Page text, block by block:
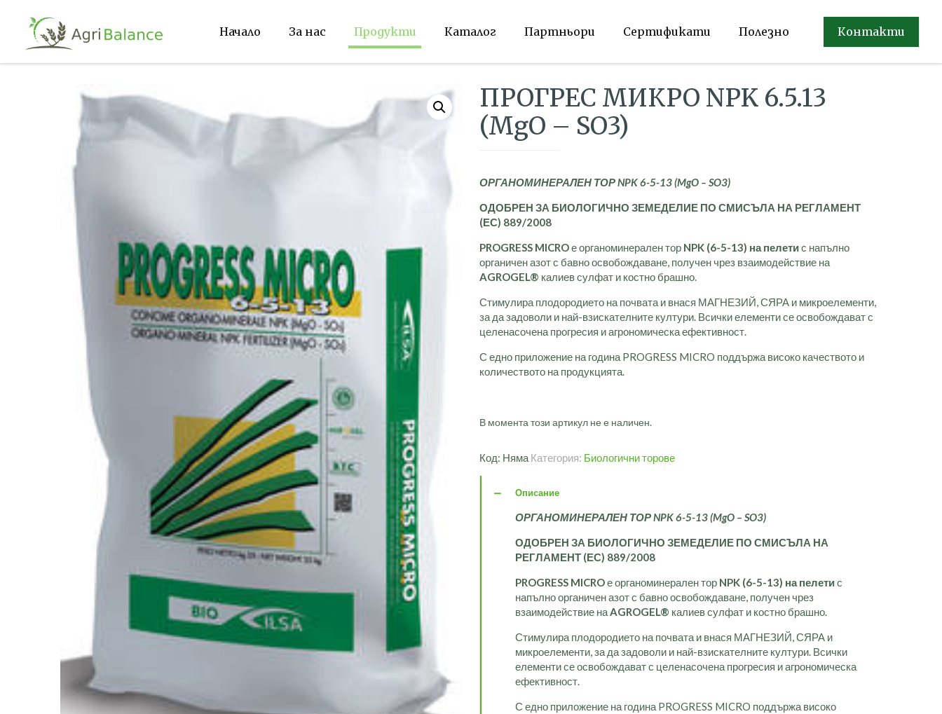
Начало За нас Продукти Каталог Партньори Сертификати Полезно Контакти
ПРОГРЕС МИКРО NPK 6.5.13
(MgO – SO3)
ОРГАНОМИНЕРАЛЕН ТОРNPK6-5-13 (MgO– SO3)
ОДОБРЕН ЗА БИОЛОГИЧНО ЗЕМЕДЕЛИЕ ПО СМИСЪЛА НА РЕГЛАМЕНТ
(ЕС) 889/2008
PROGRESS MICROе органоминерален тор NPK (6-5-13) на пелетис напълно
органичен азот с бавно освобождаване, получен чрез взаимодействие на
AGROGEL® калиев сулфат и костно брашно.
Стимулира плодородието на почвата и внася МАГНЕЗИЙ, СЯРА и микроелементи,
за да задоволи и най-взискателните култури. Всички елементи се освобождават с
целенасочена прогресия и агрономическа ефективност.
С едно приложение на година PROGRESS MICRO поддържа високо качеството и
количеството на продукцията.
В момента този артикул не е наличен.
Код: Няма Категория: Биологични торове
Описание
ОРГАНОМИНЕРАЛЕН ТОРNPK6-5-13 (MgO– SO3)
ОДОБРЕН ЗА БИОЛОГИЧНО ЗЕМЕДЕЛИЕ ПО СМИСЪЛА НА
РЕГЛАМЕНТ (ЕС) 889/2008
PROGRESS MICROе органоминерален тор NPK (6-5-13) на пелетис
напълно органичен азот с бавно освобождаване, получен чрез
взаимодействие наAGROGEL® калиев сулфат и костно брашно.
Стимулира плодородието на почвата и внася МАГНЕЗИЙ, СЯРА и
микроелементи, за да задоволи и най-взискателните култури. Всички
елементи се освобождават с целенасочена прогресия и агрономическа
ефективност.
С едно приложение на година PROGRESS MICRO поддържа високо